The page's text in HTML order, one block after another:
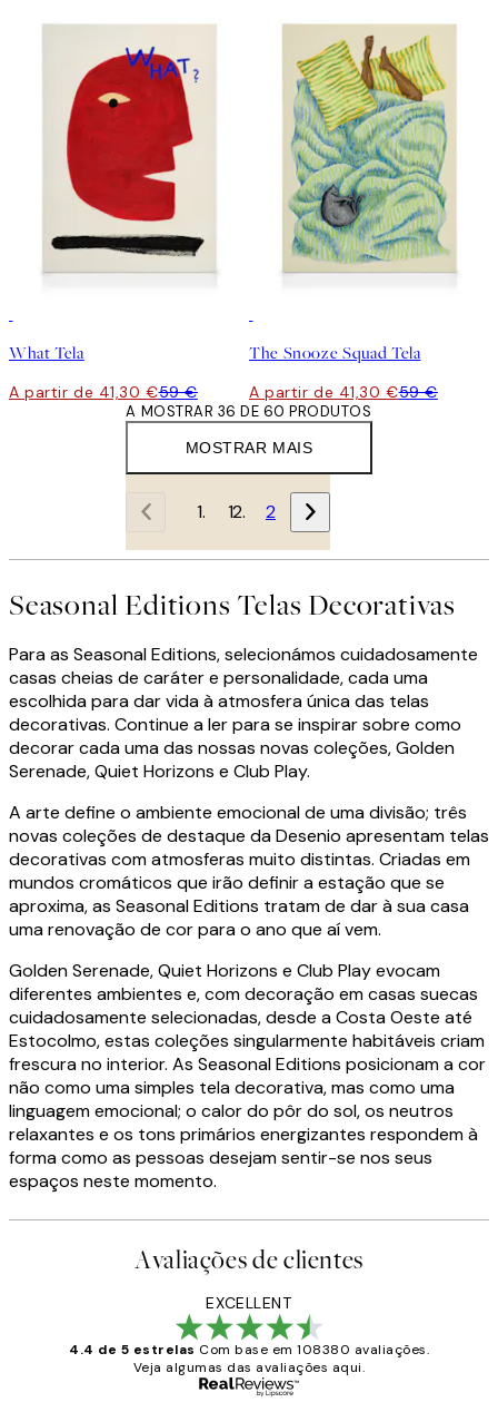
What Tela
A partir de 41,30 €59 €
The Snooze Squad Tela
A partir de 41,30 €59 €
MOSTRAR MAIS
A MOSTRAR 36 DE 60 PRODUTOS
1 2
Seasonal Editions Telas Decorativas
Para as Seasonal Editions, selecionámos cuidadosamente
casas cheias de caráter e personalidade, cada uma
escolhida para dar vida à atmosfera única das telas
decorativas. Continue a ler para se inspirar sobre como
decorar cada uma das nossas novas coleções, Golden
Serenade, Quiet Horizons e Club Play.
A arte define o ambiente emocional de uma divisão; três
novas coleções de destaque da Desenio apresentam telas
decorativas com atmosferas muito distintas. Criadas em
mundos cromáticos que irão definir a estação que se
aproxima, as Seasonal Editions tratam de dar à sua casa
uma renovação de cor para o ano que aí vem.
Golden Serenade, Quiet Horizons e Club Play evocam
diferentes ambientes e, com decoração em casas suecas
cuidadosamente selecionadas, desde a Costa Oeste até
Estocolmo, estas coleções singularmente habitáveis criam
frescura no interior. As Seasonal Editions posicionam a cor
não como uma simples tela decorativa, mas como uma
linguagem emocional; o calor do pôr do sol, os neutros
relaxantes e os tons primários energizantes respondem à
forma como as pessoas desejam sentir-se nos seus
espaços neste momento.
Avaliações de clientes
EXCELLENT
4.4 de 5 estrelas Com base em 108380 avaliações.
Veja algumas das avaliações aqui.